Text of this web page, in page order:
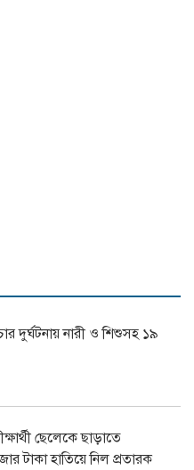
দুর্ঘটনায় নারী ও শিশুসহ ১৯
ছেলেকে ছাড়াতে
টাকা হাতিয়ে নিল প্রতারক